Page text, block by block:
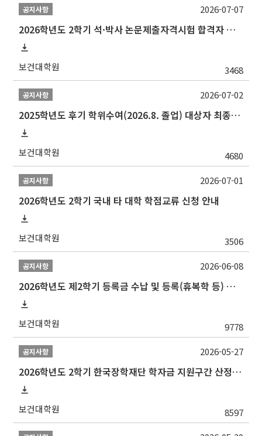
공지사항
2026학년도 2학기 석·박사 논문제출자격시험 합격자 공고(TSQ Exam Result)
보건대학원 3468
2026-07-07
공지사항
2025학년도 후기 학위수여(2026.8. 졸업) 대상자 최종인준 논문 제출 안내
보건대학원 4680
2026-07-02
공지사항
2026학년도 2학기 국내 타 대학 학점교류 신청 안내
보건대학원 3506
2026-07-01
공지사항
2026학년도 제2학기 등록금 수납 및 등록(휴복학 등) 일정 안내
보건대학원 9778
2026-06-08
공지사항
2026학년도 2학기 한국장학재단 학자금 지원구간 산정 신청 안내
보건대학원 8597
2026-05-27